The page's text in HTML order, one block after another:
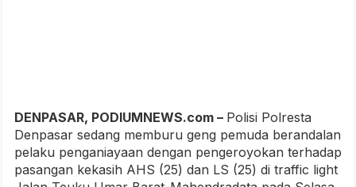
DENPASAR, PODIUMNEWS.com – Polisi Polresta
Denpasar sedang memburu geng pemuda berandalan
pelaku penganiayaan dengan pengeroyokan terhadap
pasangan kekasih AHS (25) dan LS (25) di traffic light